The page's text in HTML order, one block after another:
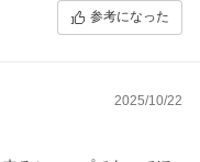
参考になった
2025/10/22